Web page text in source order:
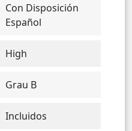
Con Disposición
Español
High
Grau B
Incluidos